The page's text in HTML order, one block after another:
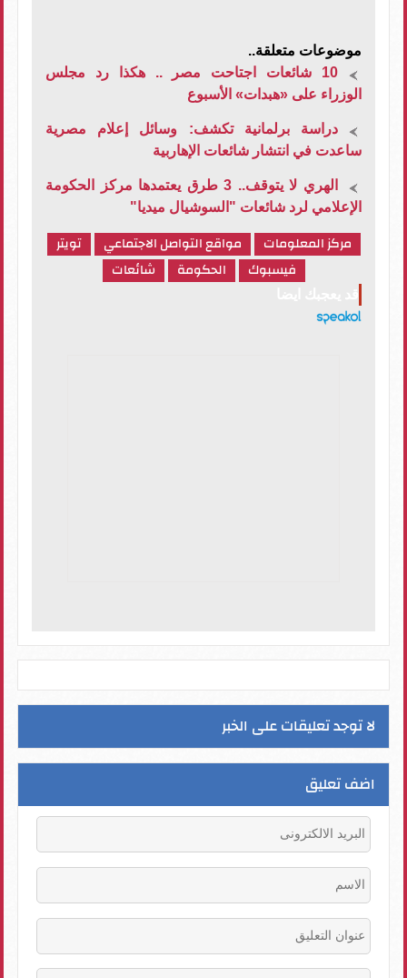
موضوعات متعلقة..
10 شائعات اجتاحت مصر .. هكذا رد مجلس
الوزراء على «هبدات» الأسبوع
دراسة برلمانية تكشف: وسائل إعلام مصرية
ساعدت في انتشار شائعات الإهاربية
الهري لا يتوقف.. 3 طرق يعتمدها مركز الحكومة
الإعلامي لرد شائعات "السوشيال ميديا"
مركز المعلومات مواقع التواصل الاجتماعي
تويتر
فيسبوك
الحكومة شائعات
لا توجد تعليقات على الخبر
اضف تعليق